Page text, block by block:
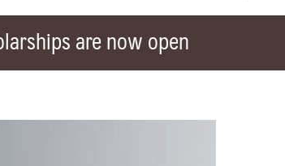
are now open